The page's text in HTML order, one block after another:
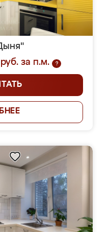
за п.м.
?